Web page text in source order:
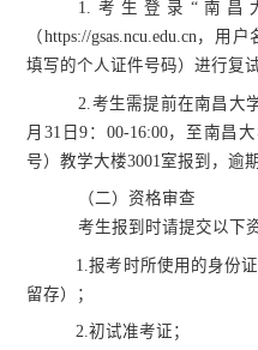
1.考生登录“南昌
（ https://gsas.ncu.edu.cn，用户
填写的个人证件号码）进行复
2. 考生需提前在南昌大
月31日9：00-16:00，至南昌
号）教学大楼3001室报到，逾
（二）资格审查
考生报到时请提交以下
1.报考时所使用的身份
留存）
；
2.初试准考证；